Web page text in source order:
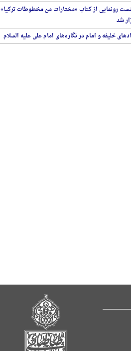
رونمایی از کتاب «مختارات من مخطوطات ترکیا»
شد
خلیفه و امام در نگاره‌های امام علی علیه السلام